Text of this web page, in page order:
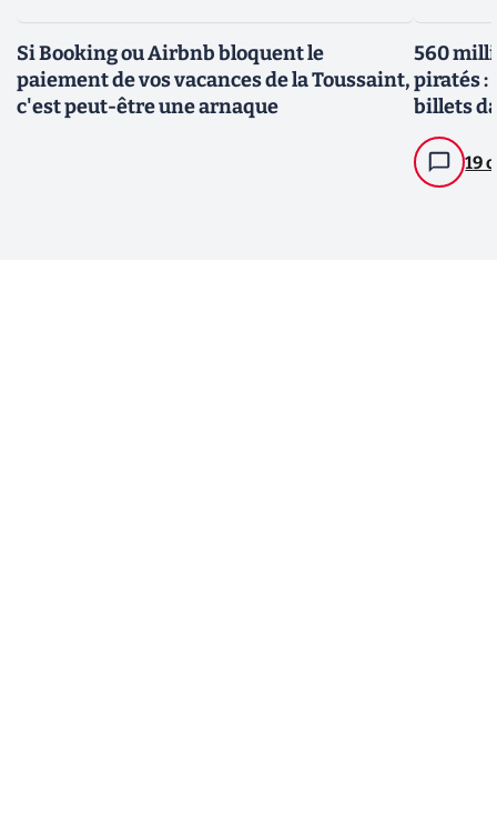
Si Booking ou Airbnb bloquent le
paiement de vos vacances de la Toussaint,
c'est peut-être une arnaque
560
piratés :
billets
19